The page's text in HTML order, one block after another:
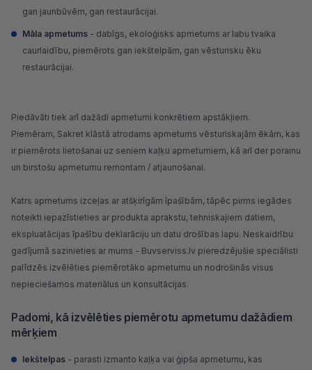
gan jaunbūvēm, gan restaurācijai.
Māla apmetums - dabīgs, ekoloģisks apmetums ar labu tvaika
caurlaidību, piemērots gan iekštelpām, gan vēsturisku ēku
restaurācijai.
Piedāvāti tiek arī dažādi apmetumi konkrētiem apstākļiem.
Piemēram, Sakret klāstā atrodams apmetums vēsturiskajām ēkām, kas
ir piemērots lietošanai uz seniem kaļķu apmetumiem, kā arī der porainu
un birstošu apmetumu remontam / atjaunošanai.
Katrs apmetums izceļas ar atšķirīgām īpašībām, tāpēc pirms iegādes
noteikti iepazīstieties ar produkta aprakstu, tehniskajiem datiem,
ekspluatācijas īpašību deklarāciju un datu drošības lapu. Neskaidrību
gadījumā sazinieties ar mums - Buvserviss.lv pieredzējušie speciālisti
palīdzēs izvēlēties piemērotāko apmetumu un nodrošinās visus
nepieciešamos materiālus un konsultācijas.
Padomi, kā izvēlēties piemērotu apmetumu dažādiem
mērķiem
Iekštelpas - parasti izmanto kaļķa vai ģipša apmetumu, kas